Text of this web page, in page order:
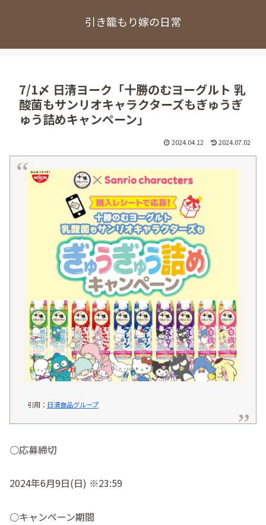
引き籠もり嫁の日常
7/1〆 日清ヨーク「十勝のむヨーグルト 乳
酸菌もサンリオキャラクターズもぎゅうぎ
ゅう詰めキャンペーン」
2024.04.12 2024.07.02
引用： 日清食品グループ
○応募締切⠀
2024年6月9日(日) ※23:59
○キャンペーン期間